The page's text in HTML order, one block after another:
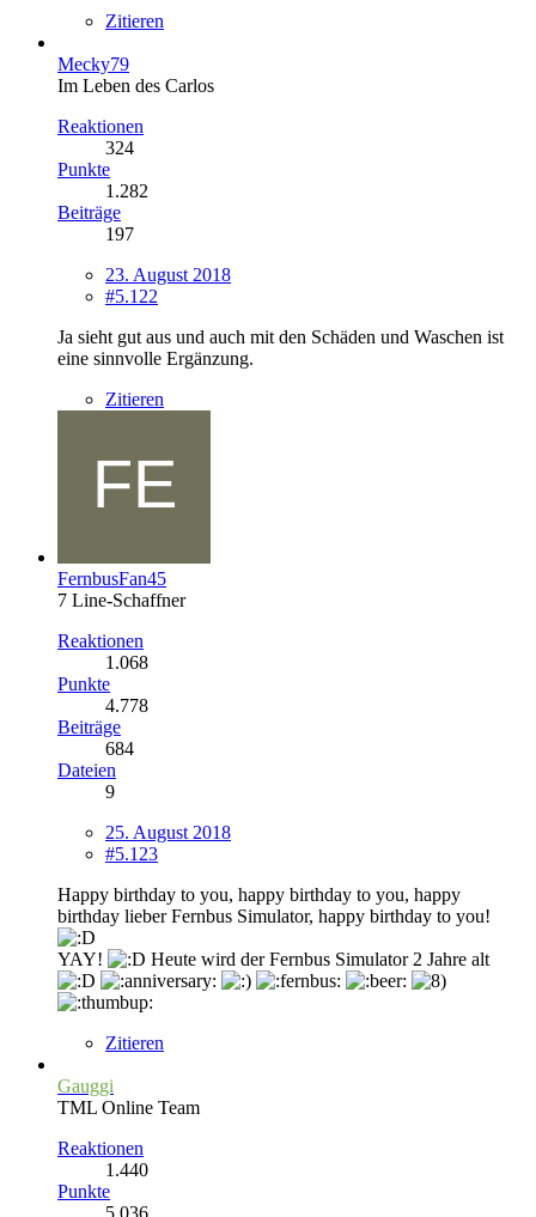
Zitieren
Mecky79
Im Leben des Carlos
Reaktionen
324
Punkte
1.282
Beiträge
197
23. August 2018
#5.122
Ja sieht gut aus und auch mit den Schäden und Waschen ist
eine sinnvolle Ergänzung.
Zitieren
FernbusFan45
7 Line-Schaffner
Reaktionen
1.068
Punkte
4.778
Beiträge
684
Dateien
9
25. August 2018
#5.123
Happy birthday to you, happy birthday to you, happy
birthday lieber Fernbus Simulator, happy birthday to you!
YAY! Heute wird der Fernbus Simulator 2 Jahre alt
Zitieren
Gauggi
TML Online Team
Reaktionen
1.440
Punkte
5.036